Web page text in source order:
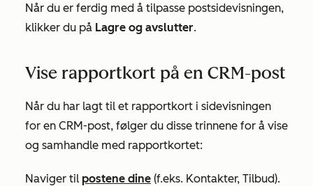
Når du er ferdig med å tilpasse postsidevisningen,
klikker du på Lagre og avslutter.
Vise rapportkort på en CRM-post
Når du har lagt til et rapportkort i sidevisningen
for en CRM-post, følger du disse trinnene for å vise
og samhandle med rapportkortet:
Naviger til postene dine (f.eks. Kontakter, Tilbud).